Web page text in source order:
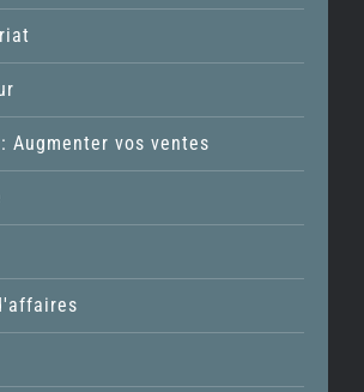
Augmenter vos ventes